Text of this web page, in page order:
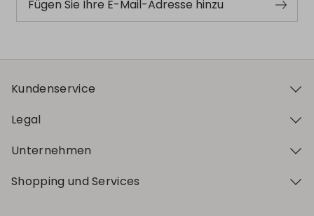
Fügen Sie Ihre E-Mail-Adresse hinzu
Kundenservice
Legal
Unternehmen
Shopping und Services